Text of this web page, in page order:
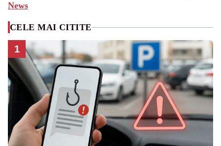
News
CELE MAI CITITE
1